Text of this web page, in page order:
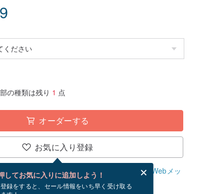
の種類は残り 1 点
オーダーする
お気に入り登録
してお気に入りに追加しよう！
録をすると、セール情報をいち早く受け取る
でWebメッセージカードを作成できます。
Webメッ